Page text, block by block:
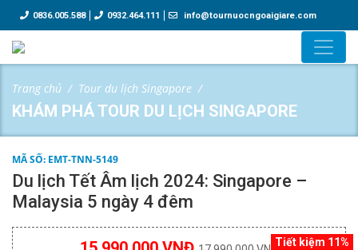
0836.005.588 0932.464.111 info@tournuocngoaigiare.com
Trang chủ Tour du lịch Singapore
KHÁM PHÁ TOUR DU LỊCH SINGAPORE
MÃ SỐ: EMT-TNN-5149
Du lịch Tết Âm lịch 2024: Singapore –
Malaysia 5 ngày 4 đêm
Tiết kiệm 11%